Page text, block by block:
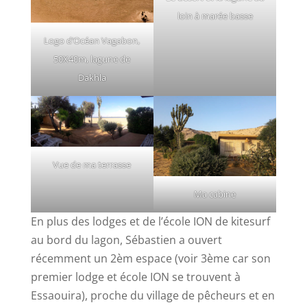
Logo d’Océan Vagabon,
50X40m, lagune de
Dakhla
loin à marée basse
Vue de ma terrasse
Ma cabine
En plus des lodges et de l’école ION de kitesurf
au bord du lagon, Sébastien a ouvert
récemment un 2èm espace (voir 3ème car son
premier lodge et école ION se trouvent à
Essaouira), proche du village de pêcheurs et en